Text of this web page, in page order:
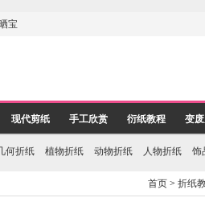
宝
现代剪纸 手工欣赏 衍纸教程 变
何折纸 植物折纸 动物折纸 人物折纸 饰
首页 >折纸